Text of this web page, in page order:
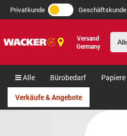
Privatkunde Geschäftskunde
Versand
Germany
Alle Bürobedarf Papiere
Verkäufe & Angebote